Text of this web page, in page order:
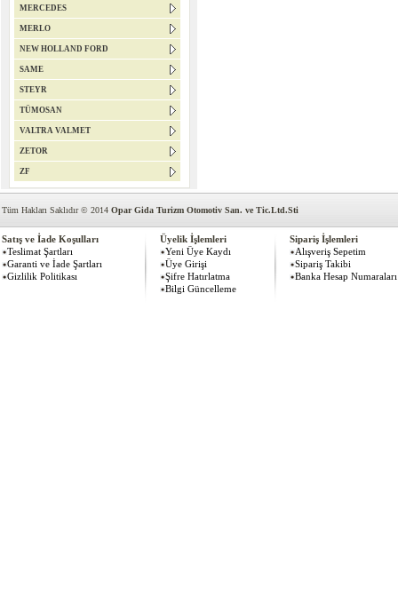
MERCEDES
MERLO
NEW HOLLAND FORD
SAME
STEYR
TÜMOSAN
VALTRA VALMET
ZETOR
ZF
Tüm Hakları Saklıdır © 2014 Opar Gida Turizm Otomotiv San. ve Tic.Ltd.Sti
Satış ve İade Koşulları
Teslimat Şartları
Garanti ve İade Şartları
Gizlilik Politikası
Üyelik İşlemleri
Yeni Üye Kaydı
Üye Girişi
Şifre Hatırlatma
Bilgi Güncelleme
Sipariş İşlemleri
Alışveriş Sepetim
Sipariş Takibi
Banka Hesap Numaraları